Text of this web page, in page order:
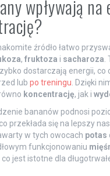
wpływają
źródło łatwo
, fruktoza i sacharoza
dostarczają energii, co
lub po treningu . Dzięki
koncentrację, jak i
bananów podnosi
przekłada się na lepszy
w tych owocach potas
funkcjonowaniu
co jest istotne dla